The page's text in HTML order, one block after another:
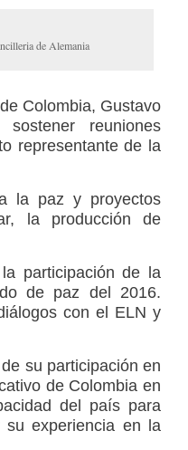
de Alemania
Colombia, Gustavo
reuniones
representante de la
la paz y proyectos
la producción de
participación de la
de paz del 2016.
con el ELN y
su participación en
de Colombia en
del país para
su experiencia en la